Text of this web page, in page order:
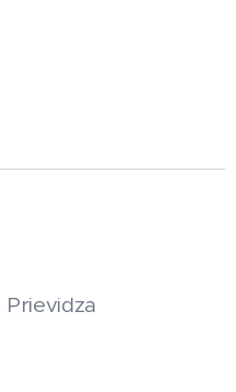
Prievidza